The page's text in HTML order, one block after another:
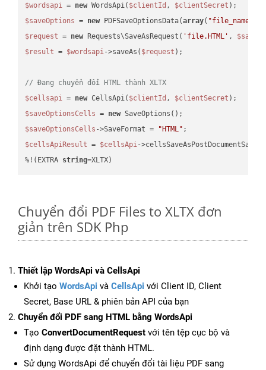
$wordsapi = new WordsApi( $clientId , $clientSecret
$saveOptions = new PDFSaveOptionsData(array( "file_name"
$request = new Requests\SaveAsRequest( 'file.HTML' ,
$result = $wordsapi->saveAs( $request );
// Đang chuyển đổi HTML thành XLTX
$cellsapi = new CellsApi( $clientId , $clientSecret
$saveOptionsCells = new
$saveOptionsCells ->SaveFormat = "HTML"
$cellsApiResult = $cellsApi-
%!(EXTRA string=XLTX)
Chuyển đổi PDF Files to XLTX đơn
giản trên SDK Php
Thiết lập WordsApi và CellsApi
Khởi tạo WordsApi và CellsApi với Client ID, Client
Secret, Base URL & phiên bản API của bạn
Chuyển đổi PDF sang HTML bằng WordsApi
Tạo ConvertDocumentRequest với tên tệp cục bộ và
định dạng được đặt thành HTML.
Sử dụng WordsApi để chuyển đổi tài liệu PDF sang